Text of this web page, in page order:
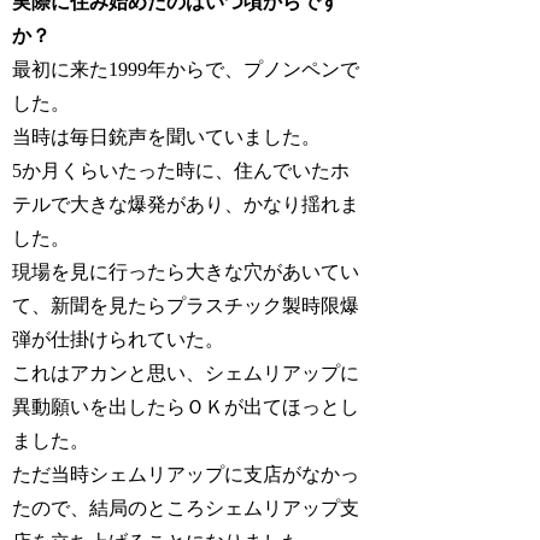
か？
最初に来た1999年からで、プノンペンで
した。
当時は毎日銃声を聞いていました。
5か月くらいたった時に、住んでいたホ
テルで大きな爆発があり、かなり揺れま
した。
現場を見に行ったら大きな穴があいてい
て、新聞を見たらプラスチック製時限爆
弾が仕掛けられていた。
これはアカンと思い、シェムリアップに
異動願いを出したらＯＫが出てほっとし
ました。
ただ当時シェムリアップに支店がなかっ
たので、結局のところシェムリアップ支